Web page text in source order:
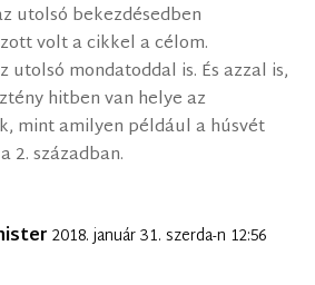
utolsó bekezdésedben
volt a cikkel a célom.
utolsó mondatoddal is. És azzal is,
hitben van helye az
mint amilyen például a húsvét
2. században.
2018. január 31. szerda-n 12:56